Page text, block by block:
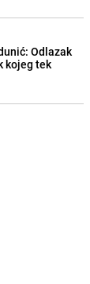
Odlazak
kojeg tek